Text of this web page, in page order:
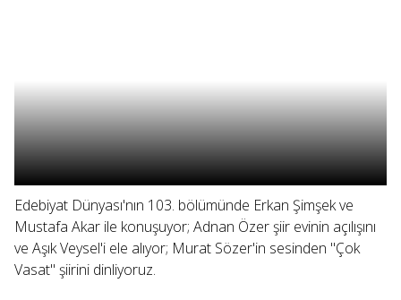
Edebiyat Dünyası'nın 103. bölümünde Erkan Şimşek ve
Mustafa Akar ile konuşuyor; Adnan Özer şiir evinin açılışını
ve Aşık Veysel'i ele alıyor; Murat Sözer'in sesinden "Çok
Vasat" şiirini dinliyoruz.